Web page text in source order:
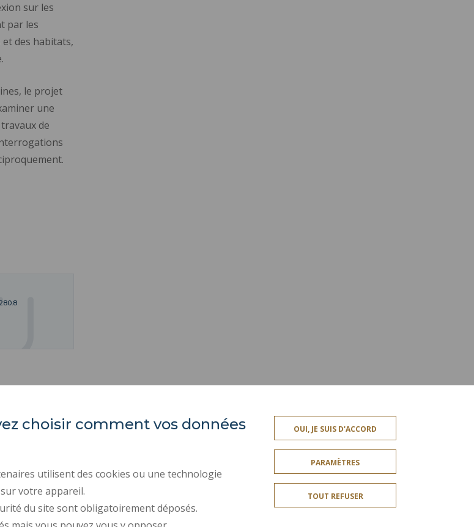
sur les
par les
des habitats,
le projet
une
de
cedex 9
34
ACTES RÉGLEMENTAIRES ESPACE PRESSE
PLAN DES CAMPUS
DONNÉES PERSONNELLES SERVICES PUBLICS +
choisir comment vos données
utilisent des cookies ou une technologie
votre appareil.
du site sont obligatoirement déposés.
OUI, JE SUIS D'ACCORD
PARAMÈTRES
TOUT REFUSER